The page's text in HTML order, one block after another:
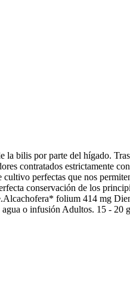
bilis por parte del hígado.
contratados estrictamente
perfectas que nos
conservación de los
folium 414 mg
o infusión Adultos. 15 - 20